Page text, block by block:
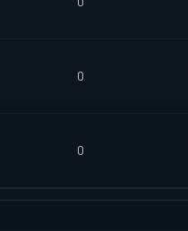
0
0